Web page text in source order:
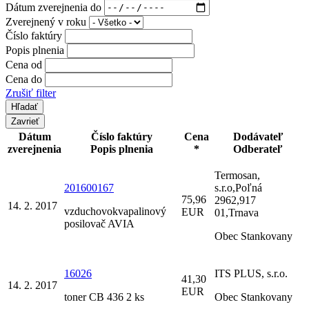
Dátum zverejnenia do
Zverejnený v roku
Číslo faktúry
Popis plnenia
Cena od
Cena do
Zrušiť filter
Zavrieť
Dátum
zverejnenia
Číslo faktúry
Popis plnenia
Cena
*
Dodávateľ
Odberateľ
14. 2. 2017
201600167
vzduchovokvapalinový
posilovač AVIA
75,96
EUR
Termosan,
s.r.o,Poľná
2962,917
01,Trnava
Obec Stankovany
14. 2. 2017
16026
toner CB 436 2 ks
41,30
EUR
ITS PLUS, s.r.o.
Obec Stankovany